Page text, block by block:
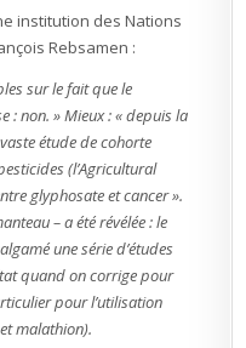
institution des Nations
Rebsamen :
sur le fait que le
: non. » Mieux : « depuis la
étude de cohorte
(l’Agricultural
glyphosate et cancer ».
– a été révélée : le
une série d’études
quand on corrige pour
pour l’utilisation
malathion).